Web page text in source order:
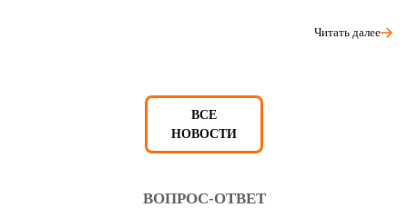
Читать далее
ВСЕ
НОВОСТИ
ВОПРОС-ОТВЕТ